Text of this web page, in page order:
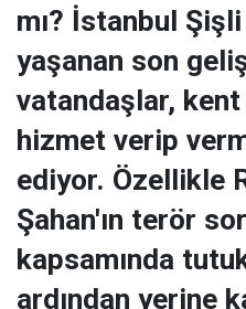
mı? İstanbul
yaşanan son
vatandaşlar, kent
hizmet verip
ediyor. Özellikle
Şahan'ın terör
kapsamında
ardından yerine